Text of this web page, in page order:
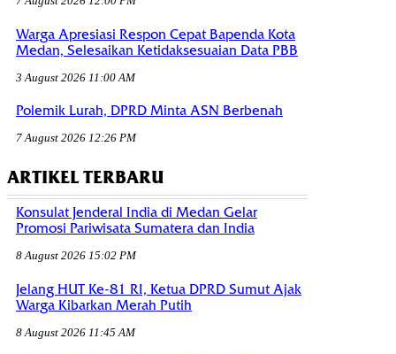
Warga Apresiasi Respon Cepat Bapenda Kota
Medan, Selesaikan Ketidaksesuaian Data PBB
3 August 2026 11:00 AM
Polemik Lurah, DPRD Minta ASN Berbenah
7 August 2026 12:26 PM
ARTIKEL TERBARU
Konsulat Jenderal India di Medan Gelar
Promosi Pariwisata Sumatera dan India
8 August 2026 15:02 PM
Jelang HUT Ke-81 RI, Ketua DPRD Sumut Ajak
Warga Kibarkan Merah Putih
8 August 2026 11:45 AM